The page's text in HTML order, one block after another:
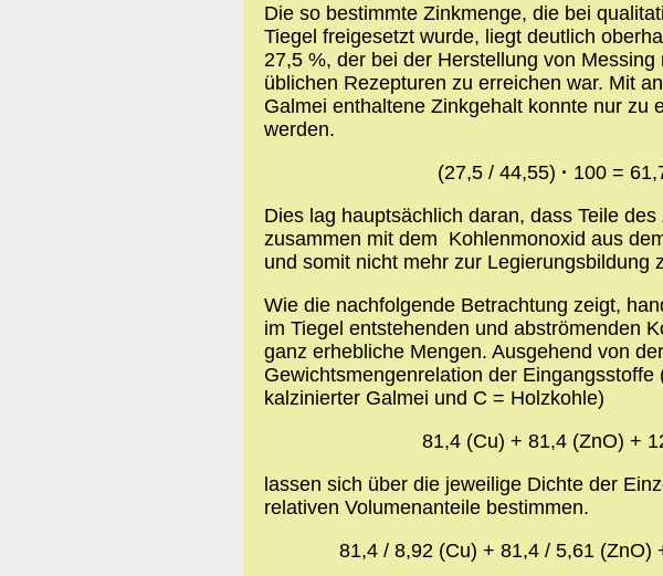
Die so bestimmte Zinkmenge, die bei
Tiegel freigesetzt wurde, liegt deutlich
27,5 %, der bei der Herstellung von Messing
üblichen Rezepturen zu erreichen war. Mit
Galmei enthaltene Zinkgehalt konnte nur zu
werden.
(27,5 / 44,55) · 100 =
Dies lag hauptsächlich daran, dass Teile
zusammen mit dem Kohlenmonoxid aus
und somit nicht mehr zur Legierungsbildung
Wie die nachfolgende Betrachtung zeigt,
im Tiegel entstehenden und abströmenden
ganz erhebliche Mengen. Ausgehend von der
Gewichtsmengenrelation der Eingangsstoffe
kalzinierter Galmei und C = Holzkohle)
81,4 (Cu) + 81,4 (ZnO) +
lassen sich über die jeweilige Dichte der
relativen Volumenanteile bestimmen.
81,4 / 8,92 (Cu) + 81,4 / 5,61 (ZnO)